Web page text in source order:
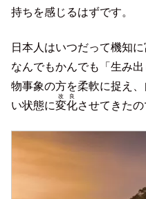
持ちを感じるはずです。
日本人はいつだって機知
なんでもかんでも「生み
物事象の方を柔軟に捉え
い状態に変化
改良
させてきたの